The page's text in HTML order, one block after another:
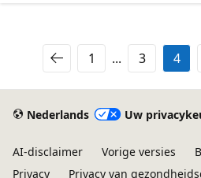
1 ... 3 4
Nederlands Uw
AI-disclaimer Vorige versies
Privacy
Privacy van